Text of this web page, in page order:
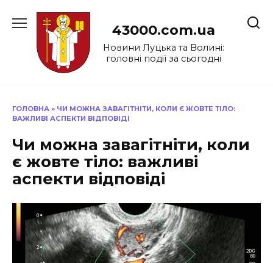
до
43000.com.ua
Новини Луцька та Волині:
головні події за сьогодні
ГОЛОВНА » ЧИ МОЖНА ЗАВАГІТНІТИ, КОЛИ Є ЖОВТЕ ТІЛО:
ВАЖЛИВІ АСПЕКТИ ВІДПОВІДІ
Чи можна завагітніти, коли
є жовте тіло: важливі
аспекти відповіді